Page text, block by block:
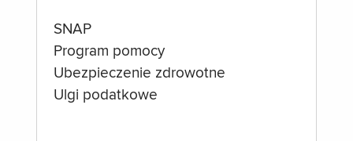
SNAP
Program pomocy
Ubezpieczenie zdrowotne
Ulgi podatkowe